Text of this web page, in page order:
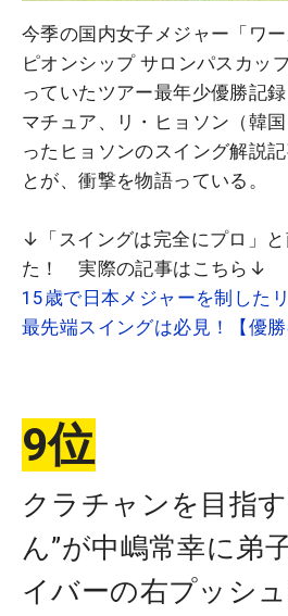
今季の国内女子メジャー「ワ
ピオンシップ サロンパスカッ
っていたツアー最年少優勝記
マチュア、リ・ヒョソン（韓
ったヒョソンのスイング解説
とが、衝撃を物語っている。
↓「スイングは完全にプロ」
た！ 実際の記事はこちら↓
15歳で日本メジャーを制した
最先端スイングは必見！【優勝
9位
クラチャンを目指す
ん”が中嶋常幸に弟
イバーの右プッシ